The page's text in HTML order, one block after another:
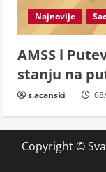
Najnovije
AMSS i
stanju na
s.acanski
Copyright ©